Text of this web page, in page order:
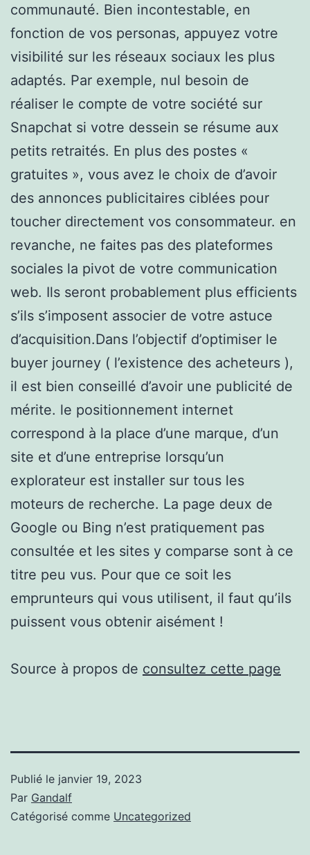
communauté. Bien incontestable, en
fonction de vos personas, appuyez votre
visibilité sur les réseaux sociaux les plus
adaptés. Par exemple, nul besoin de
réaliser le compte de votre société sur
Snapchat si votre dessein se résume aux
petits retraités. En plus des postes «
gratuites », vous avez le choix de d’avoir
des annonces publicitaires ciblées pour
toucher directement vos consommateur. en
revanche, ne faites pas des plateformes
sociales la pivot de votre communication
web. Ils seront probablement plus efficients
s’ils s’imposent associer de votre astuce
d’acquisition.Dans l’objectif d’optimiser le
buyer journey ( l’existence des acheteurs ),
il est bien conseillé d’avoir une publicité de
mérite. le positionnement internet
correspond à la place d’une marque, d’un
site et d’une entreprise lorsqu’un
explorateur est installer sur tous les
moteurs de recherche. La page deux de
Google ou Bing n’est pratiquement pas
consultée et les sites y comparse sont à ce
titre peu vus. Pour que ce soit les
emprunteurs qui vous utilisent, il faut qu’ils
puissent vous obtenir aisément !
Source à propos de consultez cette page
Publié le janvier 19, 2023
Par Gandalf
Catégorisé comme Uncategorized